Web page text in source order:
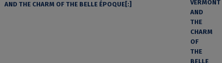
AND THE CHARM OF THE BELLE ÉPOQUE[:]